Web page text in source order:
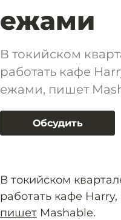
ежами
В токийском
работать кафе
ежами, пишет
Обсудить
В токийском
работать кафе
пишет Mashable.